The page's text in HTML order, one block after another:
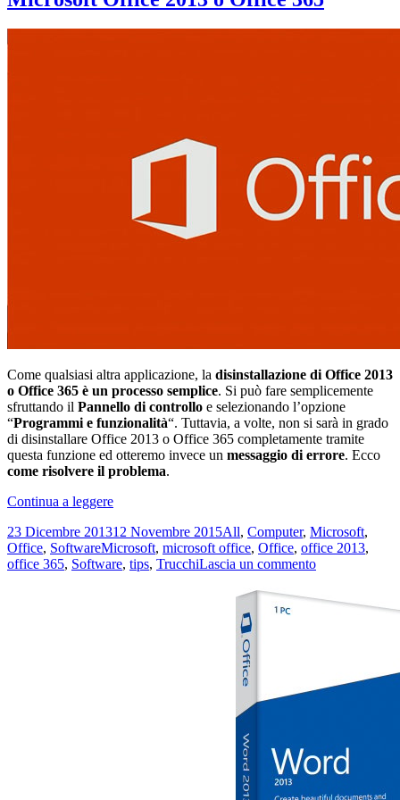
Come qualsiasi altra applicazione, la disinstallazione di Office 2013
o Office 365 è un processo semplice. Si può fare semplicemente
sfruttando il Pannello di controllo e selezionando l’opzione
“Programmi e funzionalità“. Tuttavia, a volte, non si sarà in grado
di disinstallare Office 2013 o Office 365 completamente tramite
questa funzione ed otteremo invece un messaggio di errore. Ecco
come risolvere il problema.
Continua a leggereCome
completamente
Microsoft
Office
Scritto
il
23 Dicembre 201312 Novembre 2015Categorie
All, Computer, Microsoft,
Office, SoftwareTag
Microsoft, microsoft office, Office, office 2013,
office 365, Software, tips, TrucchiLascia un commentosu
disinstallare
completamente
Office